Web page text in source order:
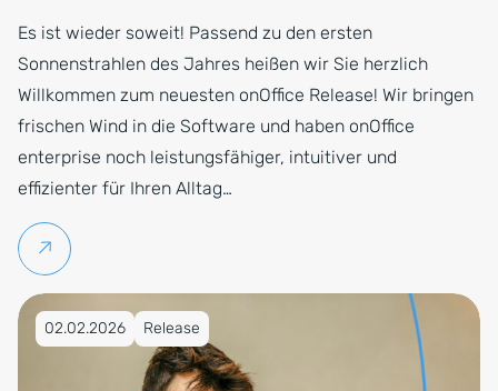
Es ist wieder soweit! Passend zu den ersten
Sonnenstrahlen des Jahres heißen wir Sie herzlich
Willkommen zum neuesten onOffice Release! Wir bringen
frischen Wind in die Software und haben onOffice
enterprise noch leistungsfähiger, intuitiver und
effizienter für Ihren Alltag…
Weiterlesen
Veröffentlicht am 02.02.2026
02.02.2026 Release